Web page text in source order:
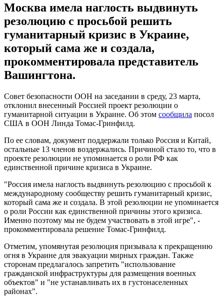
Москва имела наглость выдвинуть
резолюцию с просьбой решить
гуманитарный кризис в Украине,
который сама же и создала,
прокомментировала представитель
Вашингтона.
Совет безопасности ООН на заседании в среду, 23 марта,
отклонил внесенный Россией проект резолюции о
гуманитарной ситуации в Украине. Об этом сообщила посол
США в ООН Линда Томас-Гринфилд.
По ее словам, документ поддержали только Россия и Китай,
остальные 13 членов воздержались. Причиной стало то, что в
проекте резолюции не упоминается о роли РФ как
единственной причине кризиса в Украине.
"Россия имела наглость выдвинуть резолюцию с просьбой к
международному сообществу решить гуманитарный кризис,
который сама же и создала. В этой резолюции не упоминается
о роли России как единственной причины этого кризиса.
Именно поэтому мы не будем участвовать в этой игре", -
прокомментировала решение Томас-Гринфилд.
Отметим, упомянутая резолюция призывала к прекращению
огня в Украине для эвакуации мирных граждан. Также
сторонам предлагалось запретить "использование
гражданской инфраструктуры для размещения военных
объектов" и "не устанавливать их в густонаселенных
районах".